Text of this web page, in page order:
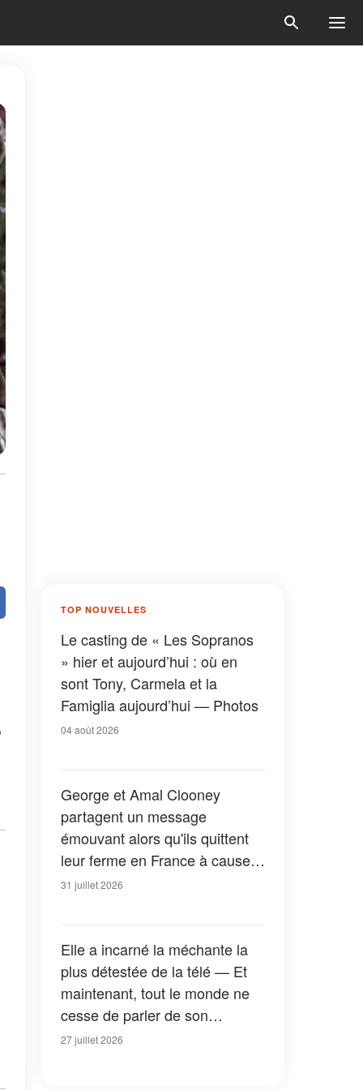
TOP NOUVELLES
Le casting de « Les Sopranos
» hier et aujourd’hui : où en
sont Tony, Carmela et la
Famiglia aujourd’hui — Photos
04 août 2026
George et Amal Clooney
partagent un message
émouvant alors qu'ils quittent
leur ferme en France à cause
des feux de forêt — Tous les
31 juillet 2026
Elle a incarné la méchante la
plus détestée de la télé — Et
maintenant, tout le monde ne
cesse de parler de son
apparition dans la nouvelle
27 juillet 2026